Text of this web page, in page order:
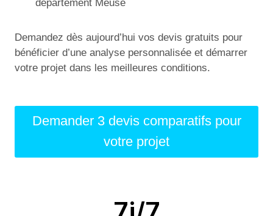
département Meuse
Demandez dès aujourd’hui vos devis gratuits pour
bénéficier d’une analyse personnalisée et démarrer
votre projet dans les meilleures conditions.
Demander 3 devis comparatifs pour
votre projet